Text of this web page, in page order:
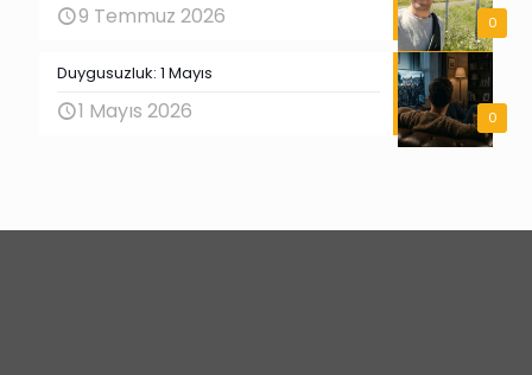
0
9 Temmuz 2026
0
Duygusuzluk: 1 Mayıs
1 Mayıs 2026